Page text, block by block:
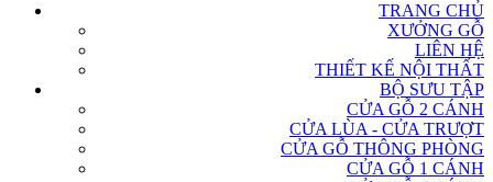
TRANG CHỦ
XƯỞNG GỖ
LIÊN HỆ
THIẾT KẾ NỘI THẤT
BỘ SƯU TẬP
CỬA GỖ 2 CÁNH
CỬA LÙA - CỬA TRƯỢT
CỬA GỖ THÔNG PHÒNG
CỬA GỖ 1 CÁNH